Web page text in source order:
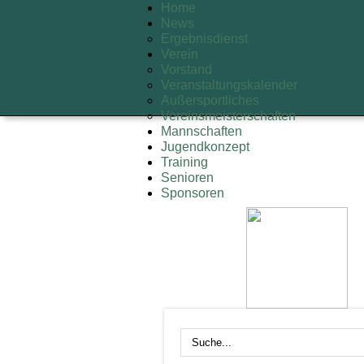
Home
News
Ergebnisdienst
Verein
Vorstand
Veranstaltungskalender
Außersportliches
Vereinsmeisterschaften
Mannschaften
Jugendkonzept
Training
Senioren
Sponsoren